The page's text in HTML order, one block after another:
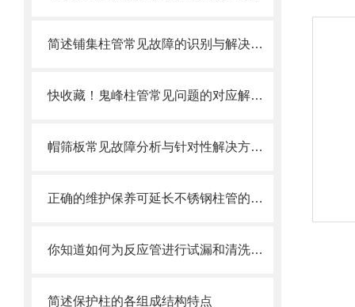
简述铺集柱管常见故障的识别与解决方法
快收藏！鬼峰柱管常见问题的对应解决妙招
帽筛板常见故障分析与针对性解决方法分享
正确的维护保养可延长不锈钢柱管的使用寿命
你知道如何为反应管进行试漏和清洗吗？这篇文章教你一个有效的方法
简述保护柱的各组成结构特点